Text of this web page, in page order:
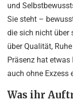
und
Sie steht –
die sich nicht über
über Qualität,
Präsenz hat etwas
auch ohne Exzess
Was ihr